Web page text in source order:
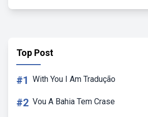
Top Post
#1 With You I Am Tradução
#2 Vou A Bahia Tem Crase